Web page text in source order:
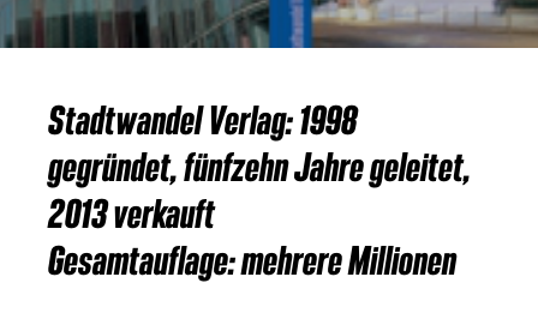
Stadtwandel Verlag: 1998
gegründet, fünfzehn Jahre geleitet,
2013 verkauft
Gesamtauflage: mehrere Millionen